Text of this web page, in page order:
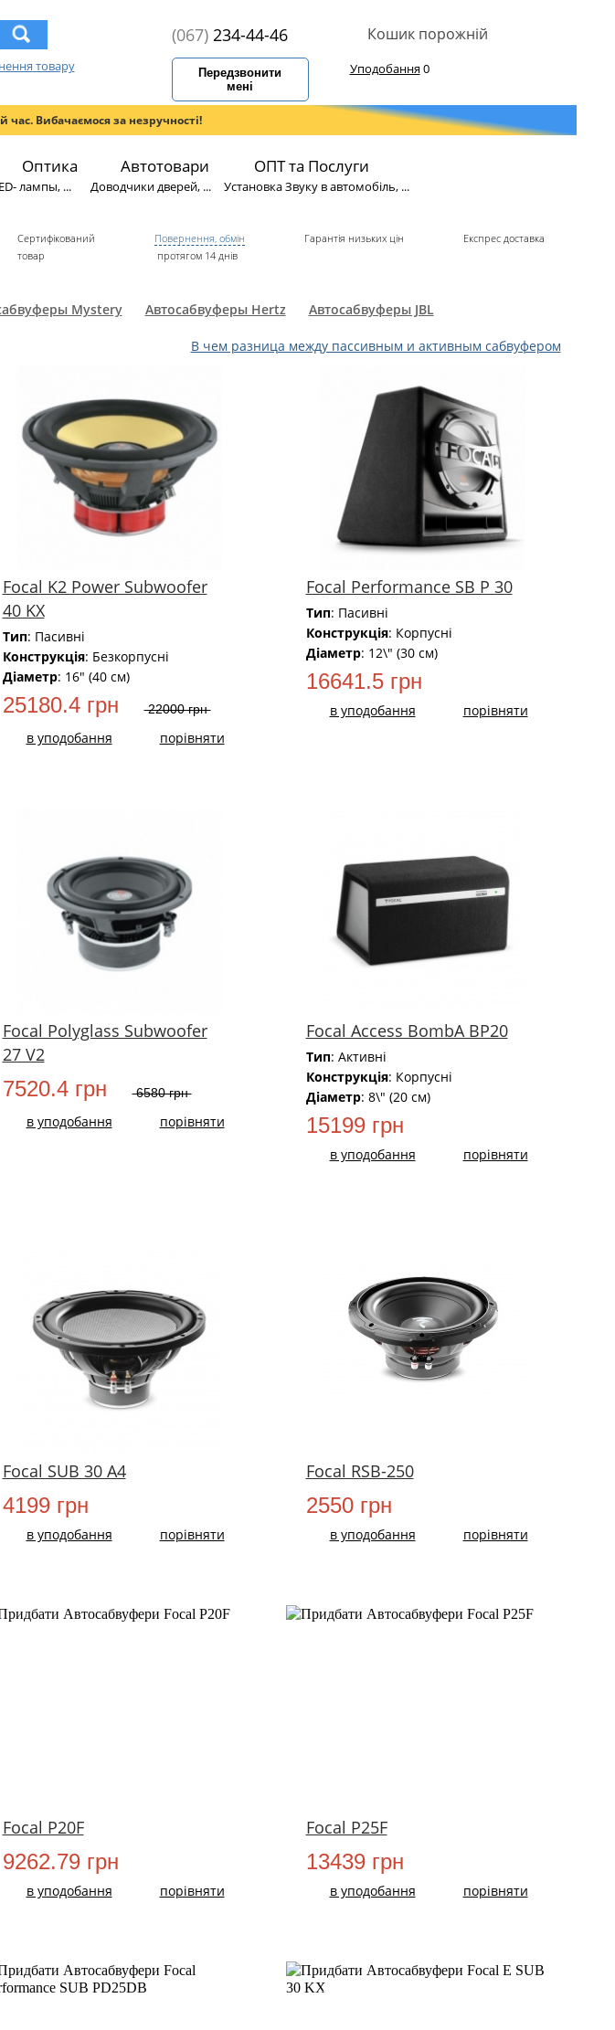
товару
(067)234-44-46
Передзвонити
мені
Кошик порожній
Уподобання0
Вибачаємося за незручності!
Оптика
лампы, ...
Автотовари
Доводчики дверей, ...
ОПТ та Послуги
Установка Звуку в автомобіль, ...
Сертифікований
товар
Повернення, обмін
протягом 14 днів
Гарантія низьких цін Експрес доставка
Mystery Автосабвуферы Hertz Автосабвуферы JBL
В чем разница между пассивным и активным сабвуфером
Focal K2 Power Subwoofer
40 KX
Тип: Пасивні
Конструкція: Безкорпусні
Діаметр: 16" (40 см)
25180.4 грн 22000 грн
в уподобання порівняти
Focal Performance SB P 30
Тип: Пасивні
Конструкція: Корпусні
Діаметр: 12\" (30 см)
16641.5 грн
в уподобання порівняти
Focal Polyglass Subwoofer
27 V2
7520.4 грн 6580 грн
в уподобання порівняти
Focal Access BombA BP20
Тип: Активні
Конструкція: Корпусні
Діаметр: 8\" (20 см)
15199 грн
в уподобання порівняти
Focal SUB 30 A4
4199 грн
в уподобання порівняти
Focal RSB-250
2550 грн
в уподобання порівняти
Focal P20F
9262.79 грн
в уподобання порівняти
Focal P25F
13439 грн
в уподобання порівняти